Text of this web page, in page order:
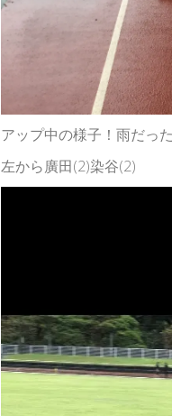
アップ中の様子！雨だっ
左から廣田(2)染谷(2)